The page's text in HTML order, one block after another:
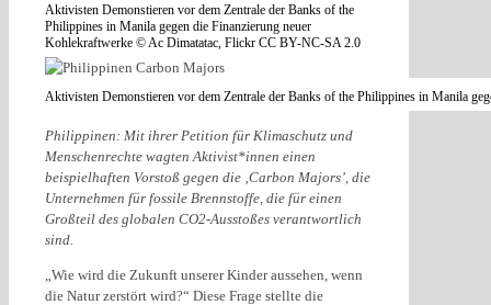
Aktivisten Demonstieren vor dem Zentrale der Banks of the
Philippines in Manila gegen die Finanzierung neuer
Kohlekraftwerke © Ac Dimatatac, Flickr CC BY-NC-SA 2.0
Aktivisten Demonstieren vor dem Zentrale der Banks of the Philippines in Manila
Philippinen: Mit ihrer Petition für Klimaschutz und
Menschenrechte wagten Aktivist*innen einen
beispielhaften Vorstoß gegen die ‚Carbon Majors’, die
Unternehmen für fossile Brennstoffe, die für einen
Großteil des globalen CO2-Ausstoßes verantwortlich
sind.
„Wie wird die Zukunft unserer Kinder aussehen, wenn
die Natur zerstört wird?“ Diese Frage stellte die